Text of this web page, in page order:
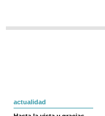
actualidad